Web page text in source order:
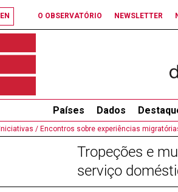
EN O OBSERVATÓRIO NEWSLETTER
Países Dados
Iniciativas / Encontros sobre experiências
Tropeções e
serviço